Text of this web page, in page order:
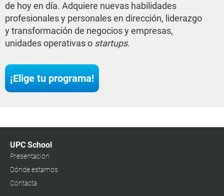
de hoy en día. Adquiere nuevas habilidades
profesionales y personales en dirección, liderazgo
y transformación de negocios y empresas,
unidades operativas o startups.
¡Elige tu programa!
UPC School
Presentación
Dónde estamos
Contacta